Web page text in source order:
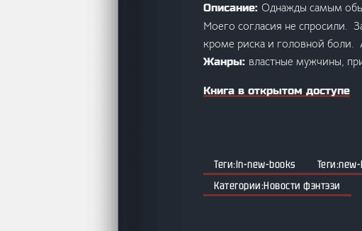
Описание: Однажды самым
Моего согласия не спросили.
кроме риска и головной
Жанры: властные мужчины,
Книга в открытом доступе
ln-new-books
Новости фэнтэзи